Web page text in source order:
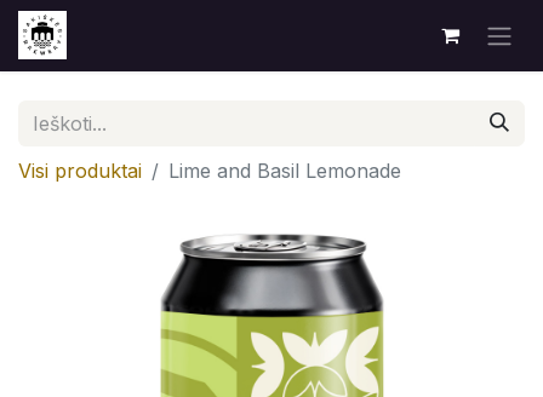
Visi produktai Lime and Basil Lemonade